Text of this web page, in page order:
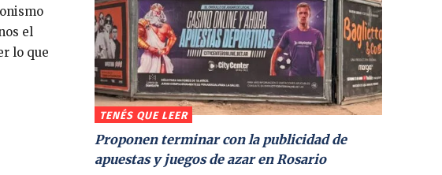
el
lo que
TENÉS QUE LEER
Proponen terminar con la publicidad de
apuestas y juegos de azar en Rosario